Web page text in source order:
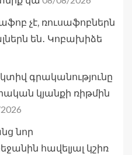
չէ, ռուսաֆոբներն
են․ Կոբախիձե
գրականությունը
կյանքի ռիթմին
նոր
հավելյալ կշիռ